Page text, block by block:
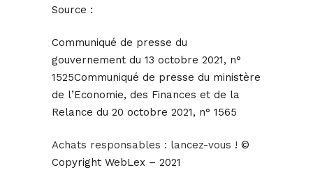
Source :
Communiqué de presse du
gouvernement du 13 octobre 2021, n°
1525Communiqué de presse du ministère
de l’Economie, des Finances et de la
Relance du 20 octobre 2021, n° 1565
Achats responsables : lancez-vous ! ©
Copyright WebLex – 2021